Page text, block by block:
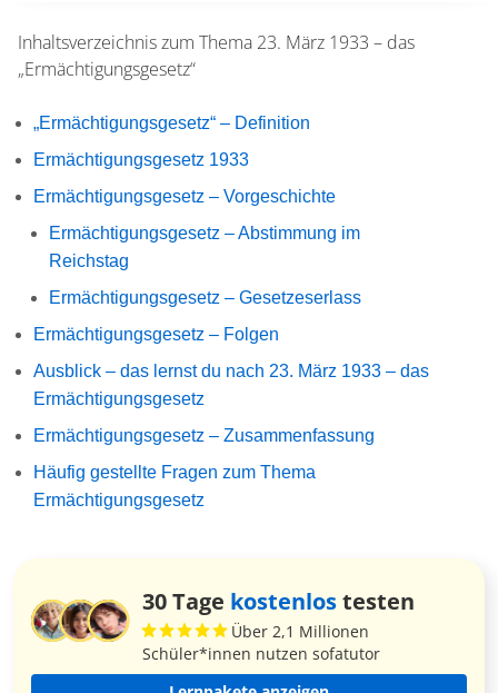
Inhaltsverzeichnis zum Thema 23. März 1933 – das
„Ermächtigungsgesetz“
„Ermächtigungsgesetz“ – Definition
Ermächtigungsgesetz 1933
Ermächtigungsgesetz – Vorgeschichte
Ermächtigungsgesetz – Abstimmung im
Reichstag
Ermächtigungsgesetz – Gesetzeserlass
Ermächtigungsgesetz – Folgen
Ausblick – das lernst du nach 23. März 1933 – das
Ermächtigungsgesetz
Ermächtigungsgesetz – Zusammenfassung
Häufig gestellte Fragen zum Thema
Ermächtigungsgesetz
30 Tage kostenlostesten
Über 2,1 Millionen
Schüler*innen nutzen sofatutor